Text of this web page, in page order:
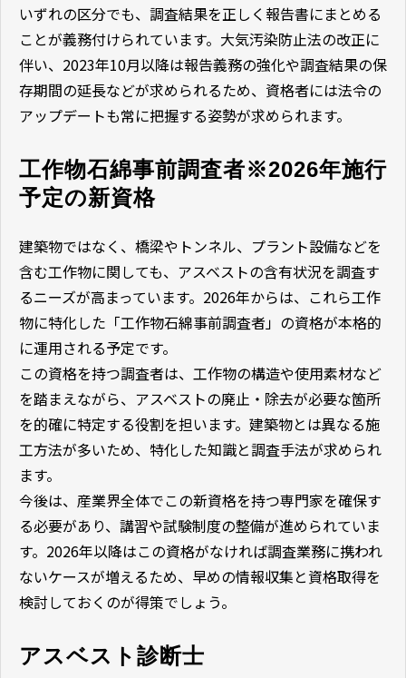
いずれの区分でも、調査結果を正しく報告書にまとめる
ことが義務付けられています。大気汚染防止法の改正に
伴い、2023年10月以降は報告義務の強化や調査結果の保
存期間の延長などが求められるため、資格者には法令の
アップデートも常に把握する姿勢が求められます。
工作物石綿事前調査者※2026年施行
予定の新資格
建築物ではなく、橋梁やトンネル、プラント設備などを
含む工作物に関しても、アスベストの含有状況を調査す
るニーズが高まっています。2026年からは、これら工作
物に特化した「工作物石綿事前調査者」の資格が本格的
に運用される予定です。
この資格を持つ調査者は、工作物の構造や使用素材など
を踏まえながら、アスベストの廃止・除去が必要な箇所
を的確に特定する役割を担います。建築物とは異なる施
工方法が多いため、特化した知識と調査手法が求められ
ます。
今後は、産業界全体でこの新資格を持つ専門家を確保す
る必要があり、講習や試験制度の整備が進められていま
す。2026年以降はこの資格がなければ調査業務に携われ
ないケースが増えるため、早めの情報収集と資格取得を
検討しておくのが得策でしょう。
アスベスト診断士